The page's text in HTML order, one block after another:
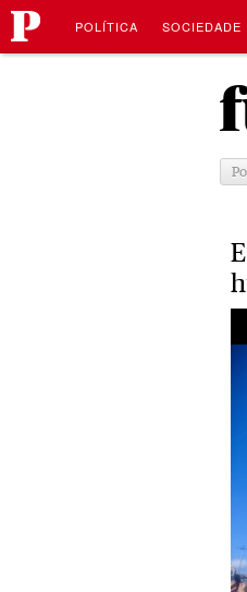
Público
para
conteúdo
POLÍTICA SOCIEDADE